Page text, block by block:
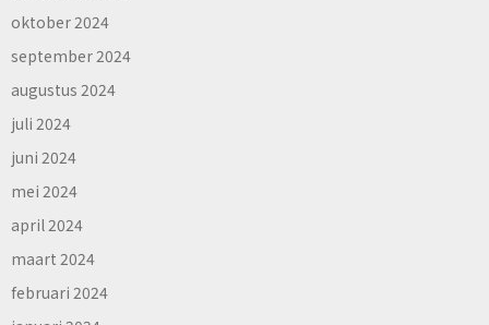
oktober 2024
september 2024
augustus 2024
juli 2024
juni 2024
mei 2024
april 2024
maart 2024
februari 2024